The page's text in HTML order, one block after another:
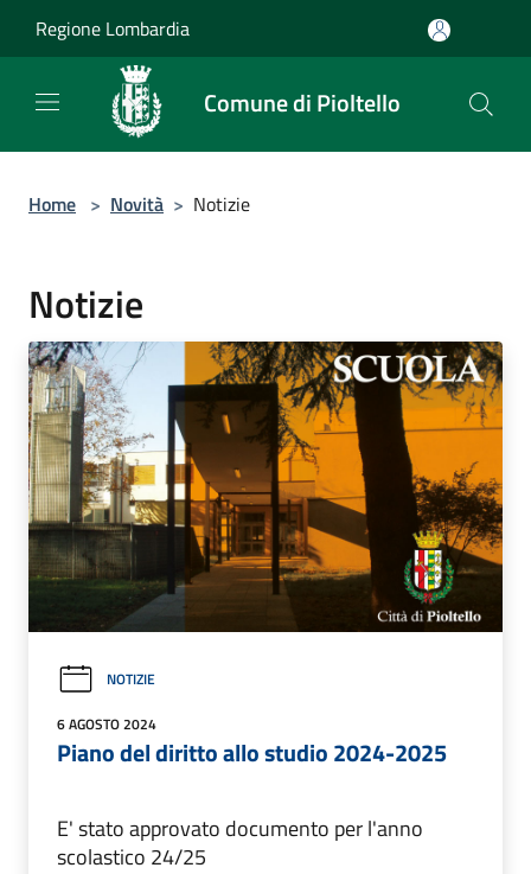
Regione Lombardia
Comune di Pioltello
Home > Novità > Notizie
Notizie
NOTIZIE
6 AGOSTO 2024
Piano del diritto allo studio 2024-2025
E' stato approvato documento per l'anno
scolastico 24/25